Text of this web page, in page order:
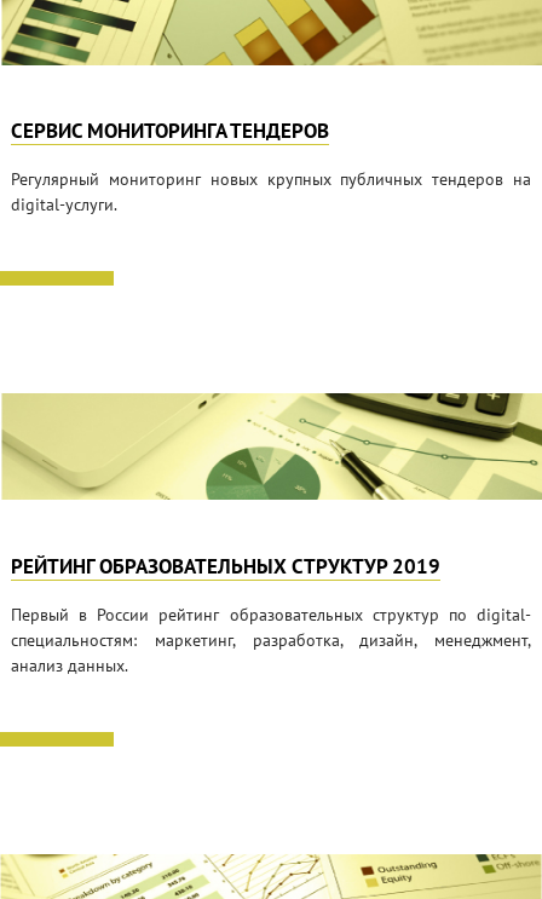
СЕРВИС МОНИТОРИНГА ТЕНДЕРОВ
Регулярный мониторинг новых крупных публичных тендеров на
digital-услуги.
РЕЙТИНГ ОБРАЗОВАТЕЛЬНЫХ СТРУКТУР 2019
Первый в России рейтинг образовательных структур по digital-
специальностям: маркетинг, разработка, дизайн, менеджмент,
анализ данных.